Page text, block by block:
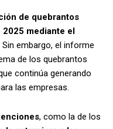
de quebrantos
mediante el
Sin embargo, el informe
de los quebrantos
continúa generando
las empresas.
, como la de los